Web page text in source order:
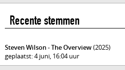
Recente stemmen
Steven Wilson - The Overview(2025)
geplaatst: 4 juni, 16:04 uur